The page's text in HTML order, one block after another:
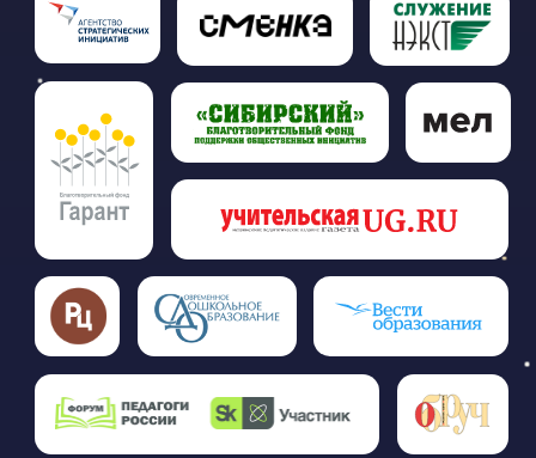
КОНТАКТЫ
ДОКУМЕНТЫ
Ленинградский проспект, дом 36, стр. 11,
Москва, Россия, 125167
Политика cookies
Положение о конкурсе
Политика конфиденциальности
Согласие на обработку
персональных данных
Согласие на рекламную и